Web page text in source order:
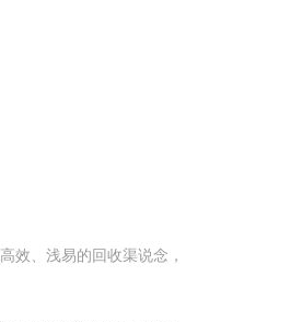
效、浅易的回收渠说念，